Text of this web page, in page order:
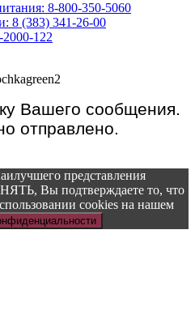
8-800-350-5060
8 (383) 341-26-00
122
Вашего сообщения.
отправлено.
представления
Вы подтверждаете то, что
cookies на нашем